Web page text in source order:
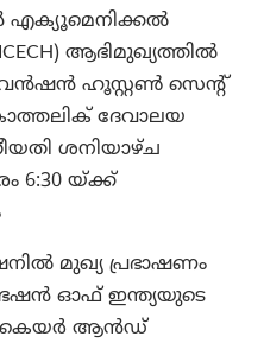
എക്യൂമെനിക്കൽ
ആഭിമുഖ്യത്തിൽ
ഹൂസ്റ്റൺ സെന്റ്
ദേവാലയ
ശനിയാഴ്ച
6:30 യ്ക്ക്
മുഖ്യ പ്രഭാഷണം
ഓഫ് ഇന്ത്യയുടെ
കെയർ ആൻഡ്